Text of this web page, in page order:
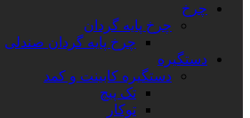
چرخ
چرخ پایه گردان
چرخ پایه گردان صندلی
دستگیره
دستگیره کابینت و کمد
تک پیچ
توکار